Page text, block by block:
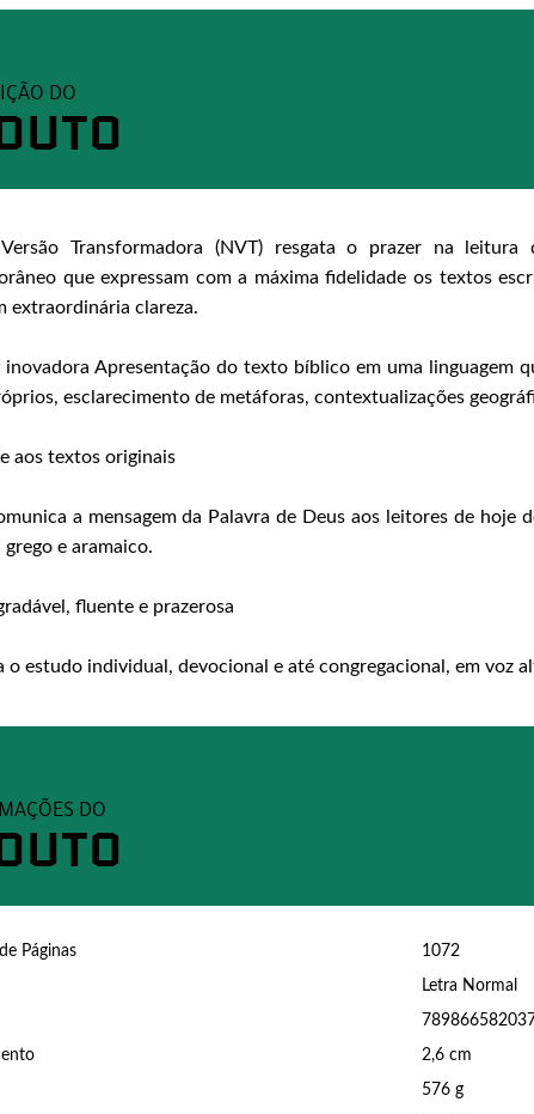
DO
Transformadora (NVT) resgata o prazer na
que expressam com a máxima fidelidade os textos
extraordinária clareza.
inovadora Apresentação do texto bíblico em uma linguagem
esclarecimento de metáforas, contextualizações
aos textos originais
a mensagem da Palavra de Deus aos leitores de
grego e aramaico.
fluente e prazerosa
o estudo individual, devocional e até congregacional, em voz
DO
Páginas 1072
Letra Normal
2,6 cm
576 g